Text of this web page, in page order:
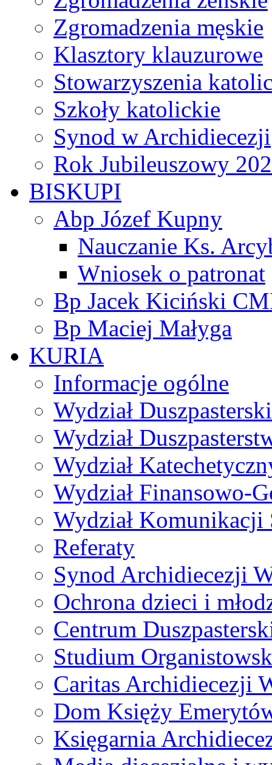
Zgromadzenia męskie
Klasztory klauzurowe
Stowarzyszenia
Szkoły katolickie
Synod w Archidiecezji
Rok Jubileuszowy
BISKUPI
Abp Józef Kupny
Nauczanie Ks.
Wniosek o patronat
Bp Jacek Kiciński
Bp Maciej Małyga
KURIA
Informacje ogólne
Wydział Duszpasterski
Wydział
Wydział
Wydział Finansowo-
Wydział Komunikacji
Referaty
Synod Archidiecezji
Ochrona dzieci i
Centrum
Studium
Caritas Archidiecezji
Dom Księży
Księgarnia